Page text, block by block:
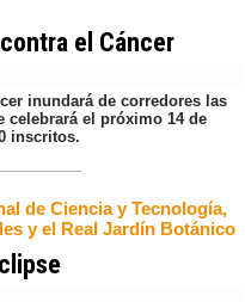
el Cáncer
inundará de corredores las
celebrará el próximo 14 de
inscritos.
de Ciencia y Tecnología,
y el Real Jardín Botánico